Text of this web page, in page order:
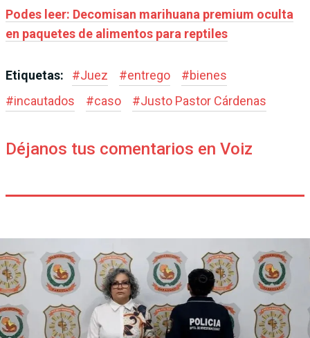
Podes leer: Decomisan marihuana premium oculta
en paquetes de alimentos para reptiles
Etiquetas: #Juez #entrego #bienes
#incautados #caso #Justo Pastor Cárdenas
Déjanos tus comentarios en Voiz